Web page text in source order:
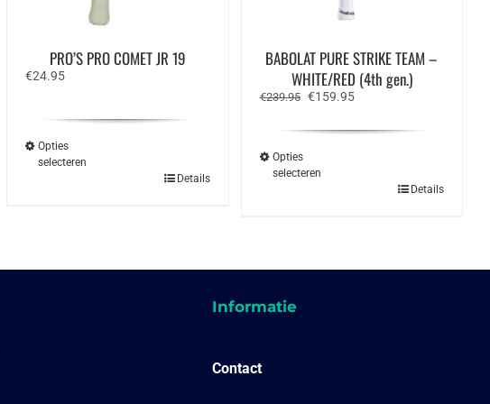
PRO’S PRO COMET JR 19
€24.95
Opties
selecteren
Details
BABOLAT PURE STRIKE TEAM –
WHITE/RED (4th gen.)
€239.95 Oorspronkelijke
€239.95.
€159.95Huidige
€159.95.
Opties
selecteren
optie
Details
Informatie
Contact